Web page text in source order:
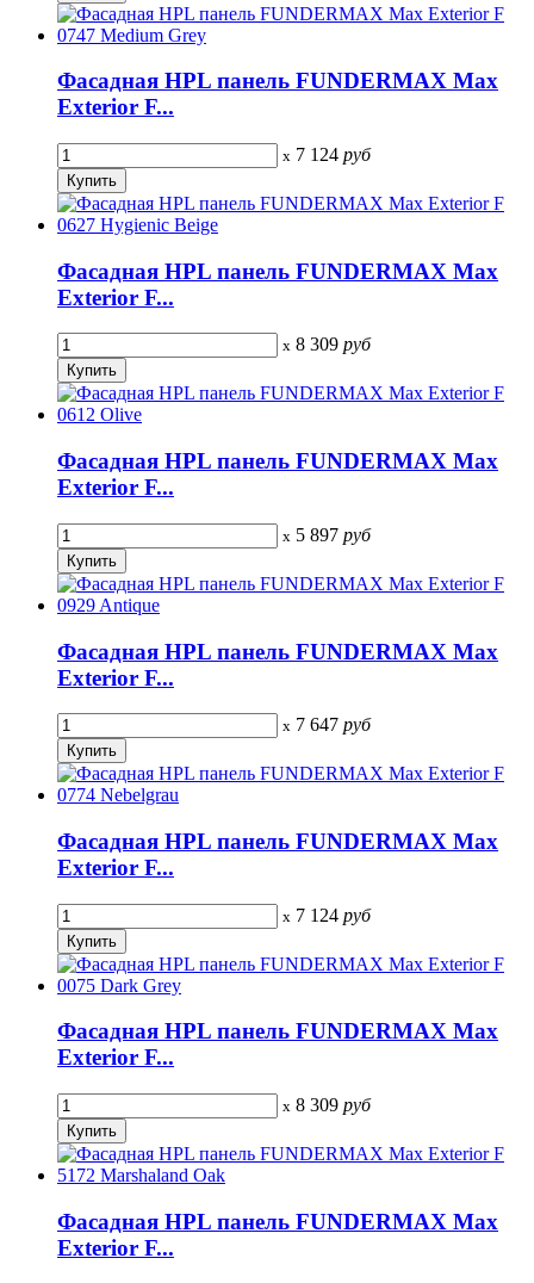
Фасадная HPL панель FUNDERMAX Max
Exterior F...
x 7 124 руб
Фасадная HPL панель FUNDERMAX Max
Exterior F...
x 8 309 руб
Фасадная HPL панель FUNDERMAX Max
Exterior F...
x 5 897 руб
Фасадная HPL панель FUNDERMAX Max
Exterior F...
x 7 647 руб
Фасадная HPL панель FUNDERMAX Max
Exterior F...
x 7 124 руб
Фасадная HPL панель FUNDERMAX Max
Exterior F...
x 8 309 руб
Фасадная HPL панель FUNDERMAX Max
Exterior F...